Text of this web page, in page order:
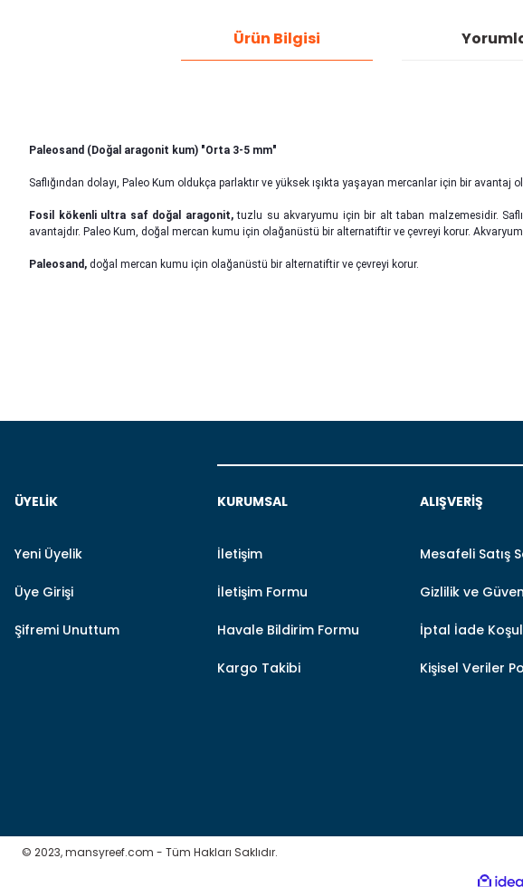
Ürün Bilgisi
Paleosand (Doğal aragonit kum) "Orta 3-5 mm"
Saflığından dolayı, Paleo Kum oldukça parlaktır ve yüksek ışıkta yaşayan mercanlar için bir avantaj
Fosil kökenli ultra saf doğal aragonit,tuzlu su akvaryumu için bir alt taban malzemesidir.
avantajdır. Paleo Kum, doğal mercan kumu için olağanüstü bir alternatiftir ve çevreyi korur.
Paleosand, doğal mercan kumu için olağanüstü bir alternatiftir ve çevreyi korur.
Bu ürünün fiyat bilgisi, resim, ürün açıklamalarında ve diğer konularda yetersiz
Ürün açıklamasında eksik bilgiler bulunuyor.
Ürün fiyatı diğer sitelerden daha pahalı.
Bu ürüne benzer farklı alternatifler olmalı.
ÜYELIK
Yeni Üyelik
Üye Girişi
Şifremi Unuttum
KURUMSAL
İletişim
İletişim Formu
Havale Bildirim Formu
Kargo Takibi
ALIŞVERIŞ
Mesafeli Satış
Gizlilik ve
İptal İade
Kişisel Veriler
© 2023, mansyreef.com - Tüm Hakları Saklıdır.